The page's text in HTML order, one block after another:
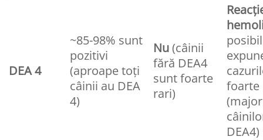
DEA 4
~85-98% sunt
pozitivi
(aproape toți
câinii au DEA
4)
Nu(câinii
fără DEA4
sunt foarte
rari)
foarte
DEA4)